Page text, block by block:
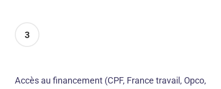
3
Accès au financement (CPF, France travail, Opco,